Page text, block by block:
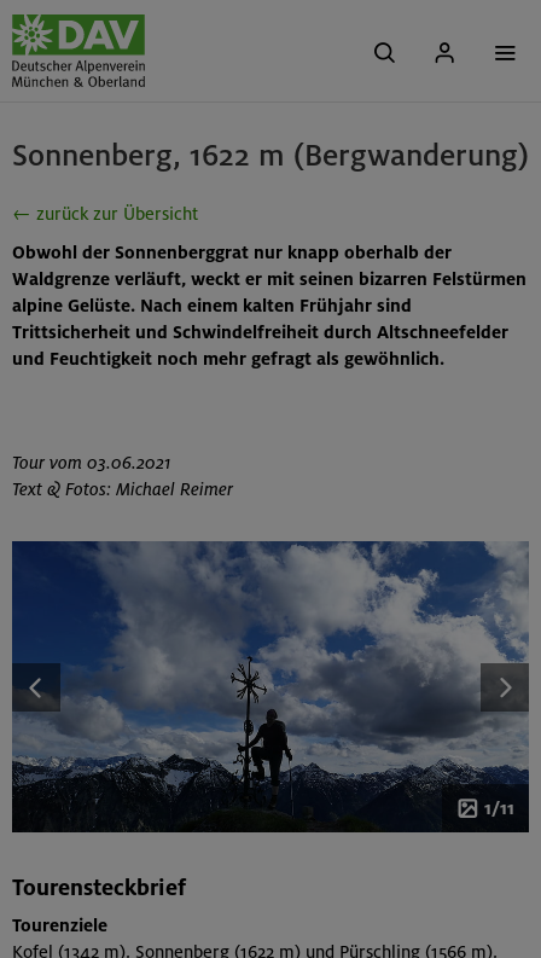
Sonnenberg, 1622 m (Bergwanderung)
← zurück zur Übersicht
Obwohl der Sonnenberggrat nur knapp oberhalb der
Waldgrenze verläuft, weckt er mit seinen bizarren Felstürmen
alpine Gelüste. Nach einem kalten Frühjahr sind
Trittsicherheit und Schwindelfreiheit durch Altschneefelder
und Feuchtigkeit noch mehr gefragt als gewöhnlich.
Tour vom 03.06.2021
Text & Fotos: Michael Reimer
1/11
Tourensteckbrief
Tourenziele
Kofel (1342 m), Sonnenberg (1622 m) und Pürschling (1566 m),